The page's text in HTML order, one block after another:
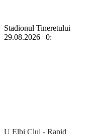
Stadionul Tineretului
29.08.2026 | 0:
U Elbi Cluj - Rapid